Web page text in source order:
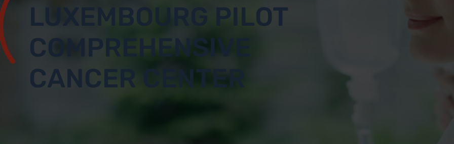
LUXEMBOURG PILOT
COMPREHENSIVE
CANCER CENTER